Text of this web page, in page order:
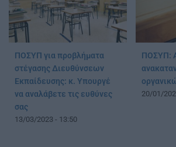
ΠΟΣΥΠ για προβλήματα
στέγασης Διευθύνσεων
Εκπαίδευσης: κ. Υπουργέ
να αναλάβετε τις ευθύνες
σας
13/03/2023 - 13:50
ΠΟΣΥΠ:
20/01/